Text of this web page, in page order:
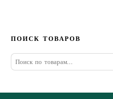
ПОИСК ТОВАРОВ
Искать: